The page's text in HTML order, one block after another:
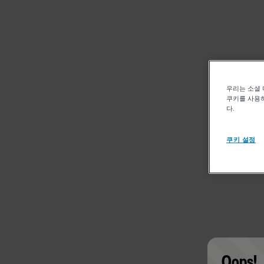
우리는 소셜
쿠키를 사용
다.
쿠키 설정